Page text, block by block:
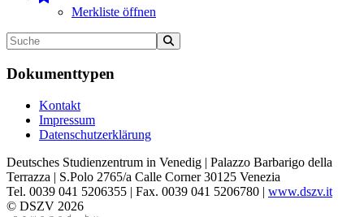
Merkliste öffnen
Dokumenttypen
Kontakt
Impressum
Datenschutzerklärung
Deutsches Studienzentrum in Venedig | Palazzo Barbarigo della
Terrazza | S.Polo 2765/a Calle Corner 30125 Venezia
Tel. 0039 041 5206355 | Fax. 0039 041 5206780 | www.dszv.it
© DSZV 2026